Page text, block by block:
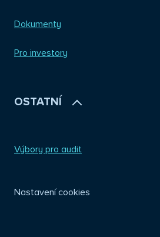
Dokumenty
Pro investory
OSTATNÍ
Výbory pro audit
Nastavení cookies